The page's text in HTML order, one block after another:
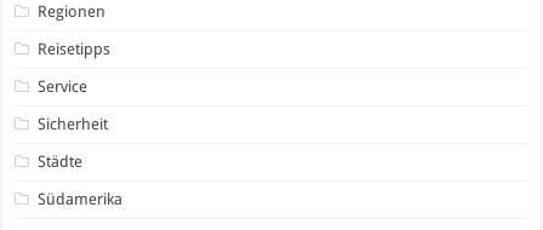
Regionen
Reisetipps
Service
Sicherheit
Städte
Südamerika